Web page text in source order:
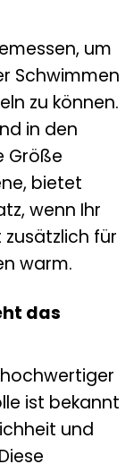
um
Schwimmen
zu können.
in den
Größe
bietet
wenn Ihr
zusätzlich für
warm.
das
hochwertiger
ist bekannt
und